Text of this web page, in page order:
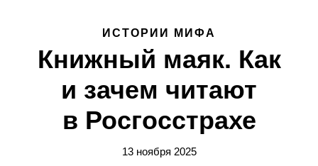
ИСТОРИИ МИФА
Книжный маяк. Как
и зачем читают
в Росгосстрахе
13 ноября 2025